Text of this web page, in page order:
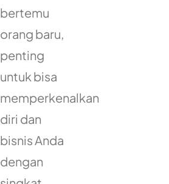
bertemu
orang baru,
penting
untuk bisa
memperkenalkan
diri dan
bisnis Anda
dengan